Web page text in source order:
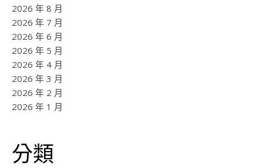
2026 年 8 月
2026 年 7 月
2026 年 6 月
2026 年 5 月
2026 年 4 月
2026 年 3 月
2026 年 2 月
2026 年 1 月
分類